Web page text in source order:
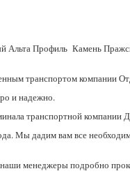
Альта Профиль Камень
транспортом компании
и надежно.
транспортной
Мы дадим вам все
менеджеры подробно